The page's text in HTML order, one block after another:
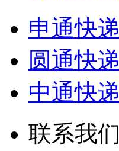
申通快递
圆通快递
中通快递
联系我们